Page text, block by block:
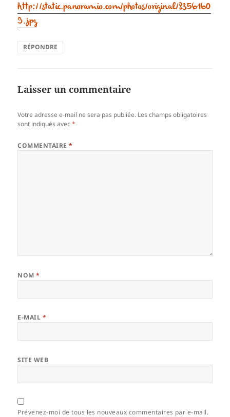
http://static.panoramio.com/photos/original/8356160
9.jpg
RÉPONDRE
Laisser un commentaire
Votre adresse e-mail ne sera pas publiée. Les champs obligatoires
sont indiqués avec*
COMMENTAIRE*
NOM*
E-MAIL *
SITE WEB
Prévenez-moi de tous les nouveaux commentaires par e-mail.